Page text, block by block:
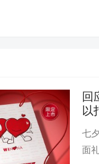
回
以
七
面